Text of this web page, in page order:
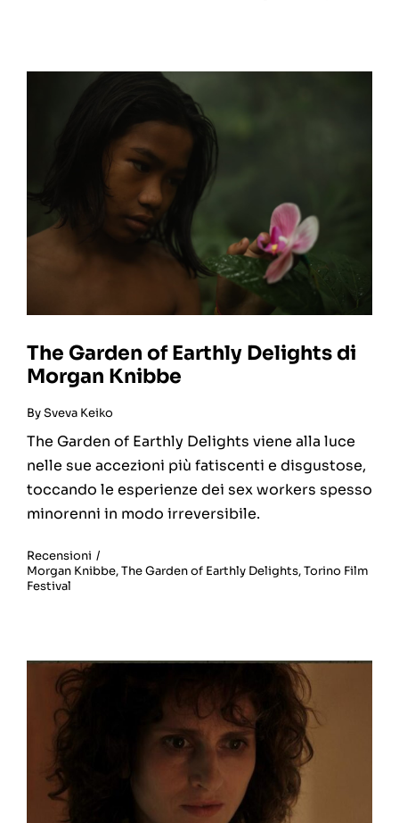
The Garden of Earthly Delights di
Morgan Knibbe
BySveva Keiko
The Garden of Earthly Delights viene alla luce
nelle sue accezioni più fatiscenti e disgustose,
toccando le esperienze dei sex workers spesso
minorenni in modo irreversibile.
Recensioni /
Morgan Knibbe,The Garden of Earthly Delights,Torino Film
Festival